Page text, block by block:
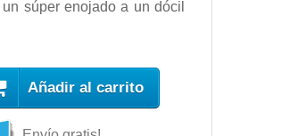
súper enojado a un dócil
Añadir al carrito